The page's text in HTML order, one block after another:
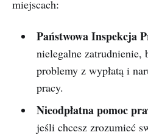
miejscach:
Państwowa Inspekcja
nielegalne zatrudnienie,
problemy z wypłatą i
pracy.
Nieodpłatna pomoc
jeśli chcesz zrozumieć